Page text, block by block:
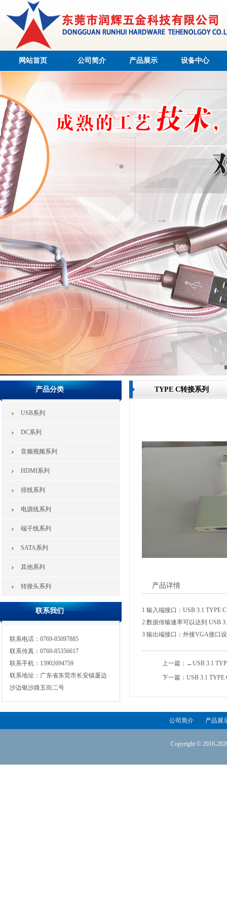
网站首页 公司简介 产品展示 设备中心
产品分类
USB系列
DC系列
音频视频系列
HDMI系列
排线系列
电源线系列
端子线系列
SATA系列
其他系列
转接头系列
联系我们
联系电话：0769-85097885
联系传真：0769-85356617
联系手机：13902694759
联系地址：广东省东莞市长安镇厦边
沙边银沙路五街二号
TYPE C转接系列
产品详情
1.输入端接口：USB 3.1 TYPE
2.数据传输速率可以达到 USB
3.输出端接口：外接VGA接口
上一篇： ←USB 3.1
下一篇： USB 3.1
公司简介 产品展
Copyright © 2016-